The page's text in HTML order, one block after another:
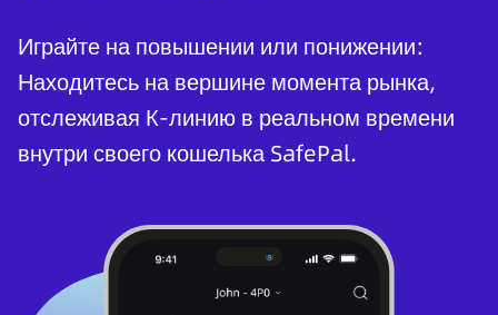
Играйте на повышении или понижении:
Находитесь на вершине момента рынка,
отслеживая К-линию в реальном времени
внутри своего кошелька SafePal.